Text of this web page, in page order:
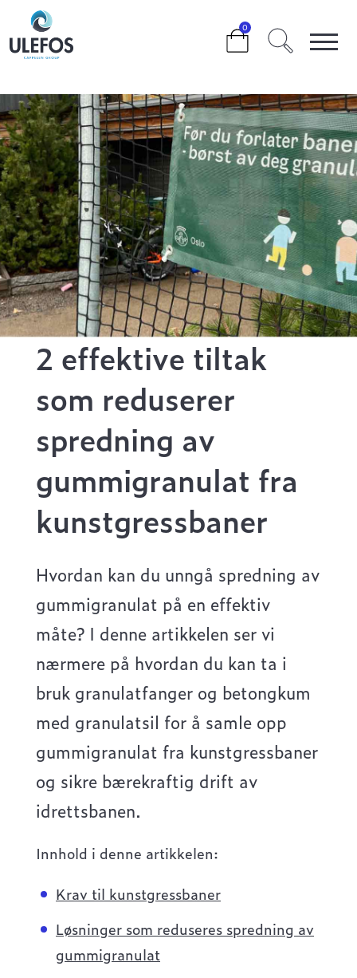
0
2 EFFEKTIVE TILTAK SOM REDUSERER SPREDNING AV
GUMMIGRANULAT FRA KUNSTGRESSBANER
2 effektive tiltak
som reduserer
spredning av
gummigranulat fra
kunstgressbaner
Hvordan kan du unngå spredning av
gummigranulat på en effektiv
måte? I denne artikkelen ser vi
nærmere på hvordan du kan ta i
bruk granulatfanger og betongkum
med granulatsil for å samle opp
gummigranulat fra kunstgressbaner
og sikre bærekraftig drift av
idrettsbanen.
Innhold i denne artikkelen:
Krav til kunstgressbaner
Løsninger som reduseres spredning av
gummigranulat